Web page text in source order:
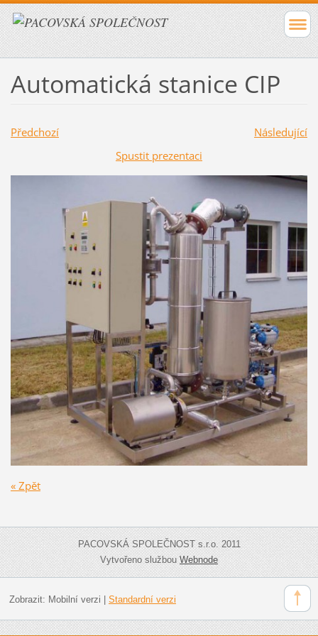
Automatická stanice CIP
Předchozí
Následující
Spustit prezentaci
« Zpět
PACOVSKÁ SPOLEČNOST s.r.o. 2011
Vytvořeno službouWebnode
Zobrazit: Mobilní verzi Standardní verzi